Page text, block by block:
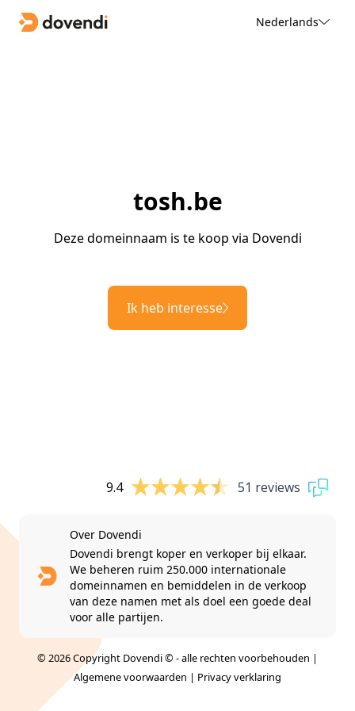
Nederlands
tosh.be
Deze domeinnaam is te koop via Dovendi
Ik heb interesse
9.4 51 reviews
Over Dovendi
Dovendi brengt koper en verkoper bij elkaar.
We beheren ruim 250.000 internationale
domeinnamen en bemiddelen in de verkoop
van deze namen met als doel een goede deal
voor alle partijen.
© 2026 Copyright Dovendi © - alle rechten voorbehouden |
Algemene voorwaarden | Privacy verklaring